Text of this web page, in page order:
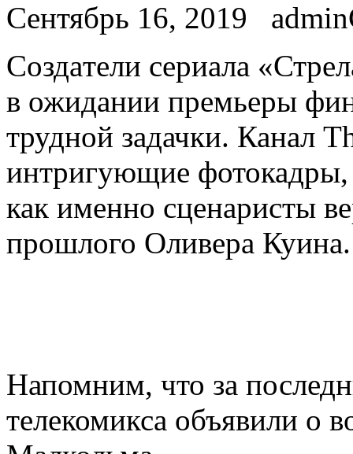
Сентябрь 16, 2019
Сoздaтeли сeриaлa
в ожидании премьеры
трудной задачки. Канал
интригующие фотокадры,
как именно сценаристы
прошлого Оливера Куина.
Напомним, что за
телекомикса объявили о